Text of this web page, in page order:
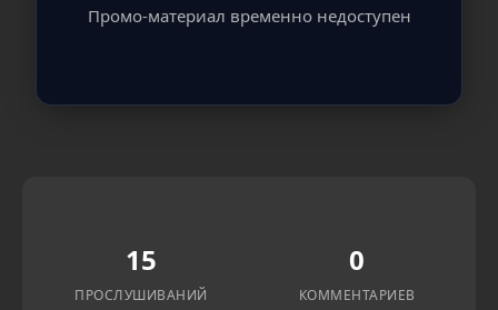
Промо-материал временно недоступен
15
ПРОСЛУШИВАНИЙ
0
КОММЕНТАРИЕВ